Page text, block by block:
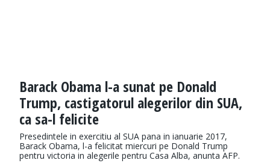
Barack Obama l-a sunat pe Donald
Trump, castigatorul alegerilor din SUA,
ca sa-l felicite
Presedintele in exercitiu al SUA pana in ianuarie 2017,
Barack Obama, l-a felicitat miercuri pe Donald Trump
pentru victoria in alegerile pentru Casa Alba, anunta AFP.